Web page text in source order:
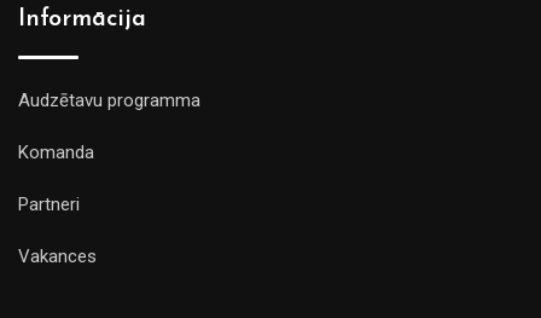
Informācija
Audzētavu programma
Komanda
Partneri
Vakances